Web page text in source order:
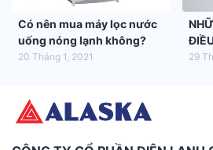
Có nên mua máy lọc nước
uống nóng lạnh không?
20 Tháng 1, 2021 29